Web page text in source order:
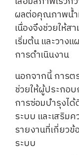
ผลต่อคุณภาพน้ำ
เนื่องจึงช่วยให้
เริ่มต้น และวาง
การดำเนินงาน
นอกจากนี้ การต
ช่วยให้ผู้ประกอ
การซ่อมบำรุงไ
ระบบ และเสริม
รายงานที่เกี่ยว
ระบบ